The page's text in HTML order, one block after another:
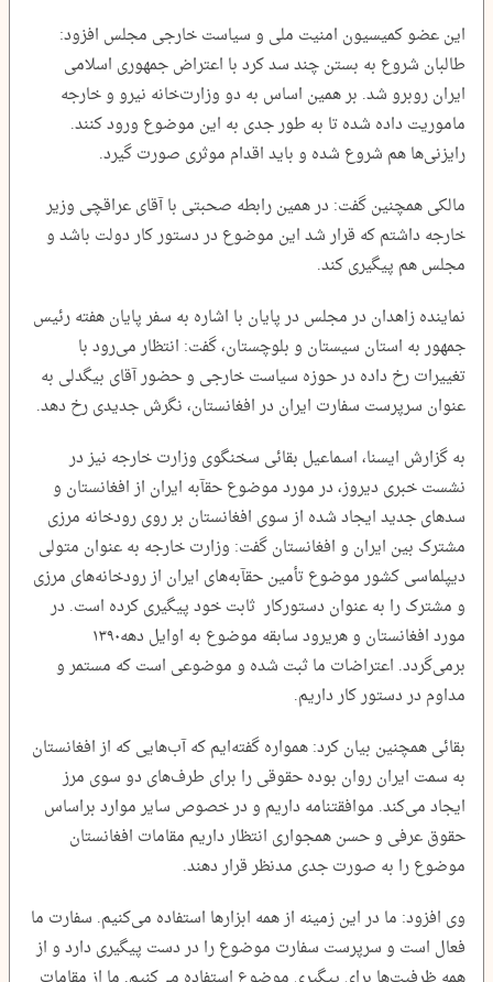
این عضو کمیسیون امنیت ملی و سیاست خارجی مجلس افزود:
طالبان شروع به بستن چند سد کرد با اعتراض جمهوری اسلامی
ایران روبرو شد. بر همین اساس به دو وزارت‌خانه نیرو و خارجه
ماموریت داده شده تا به طور جدی به این موضوع ورود کنند.
رایزنی‌ها هم شروع شده و باید اقدام موثری صورت گیرد.
مالکی همچنین گفت: در همین رابطه صحبتی با آقای عراقچی وزیر
خارجه داشتم که قرار شد این موضوع در دستور کار دولت باشد و
مجلس هم پیگیری کند.
نماینده زاهدان در مجلس در پایان با اشاره به سفر پایان هفته رئیس
جمهور به استان سیستان و بلوچستان، گفت: انتظار می‌رود با
تغییرات رخ داده در حوزه سیاست خارجی و حضور آقای بیگدلی به
عنوان سرپرست سفارت ایران در افغانستان، نگرش جدیدی رخ دهد.
به گزارش ایسنا، اسماعیل بقائی سخنگوی وزارت خارجه نیز در
نشست خبری دیروز،‌ در مورد موضوع حقآبه ایران از افغانستان و
سدهای جدید ایجاد شده از سوی افغانستان بر روی رودخانه مرزی
مشترک بین ایران و افغانستان گفت: وزارت خارجه به عنوان متولی
دیپلماسی کشور موضوع تأمین حقآبه‌های ایران از رودخانه‌های مرزی
و مشترک را به عنوان دستورکار ثابت خود پیگیری کرده است. در
مورد افغانستان و هریرود سابقه موضوع به اوایل دهه۱۳۹۰
برمی‌گردد. اعتراضات ما ثبت شده و موضوعی است که مستمر و
مداوم در دستور کار داریم.
بقائی همچنین بیان کرد: همواره گفته‌ایم که آب‌هایی که از افغانستان
به سمت ایران روان بوده حقوقی را برای طرف‌های دو سوی مرز
ایجاد می‌کند. موافقتنامه داریم و در خصوص سایر موارد براساس
حقوق عرفی و حسن همجواری انتظار داریم مقامات افغانستان
موضوع را به صورت جدی مدنظر قرار دهند.
وی افزود: ما در این زمینه از همه ابزارها استفاده می‌کنیم. سفارت ما
فعال است و سرپرست سفارت موضوع را در دست پیگیری دارد و از